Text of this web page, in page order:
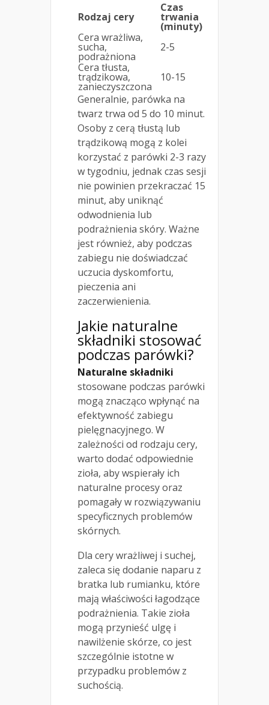
Rodzaj cery
Czas
trwania
(minuty)
Cera wrażliwa,
sucha,
podrażniona
2-5
Cera tłusta,
trądzikowa,
zanieczyszczona
10-15
Generalnie, parówka na
twarz trwa od 5 do 10 minut.
Osoby z cerą tłustą lub
trądzikową mogą z kolei
korzystać z parówki 2-3 razy
w tygodniu, jednak czas sesji
nie powinien przekraczać 15
minut, aby uniknąć
odwodnienia lub
podrażnienia skóry. Ważne
jest również, aby podczas
zabiegu nie doświadczać
uczucia dyskomfortu,
pieczenia ani
zaczerwienienia.
Jakie naturalne
składniki stosować
podczas parówki?
Naturalne składniki
stosowane podczas parówki
mogą znacząco wpłynąć na
efektywność zabiegu
pielęgnacyjnego. W
zależności od rodzaju cery,
warto dodać odpowiednie
zioła, aby wspierały ich
naturalne procesy oraz
pomagały w rozwiązywaniu
specyficznych problemów
skórnych.
Dla cery wrażliwej i suchej,
zaleca się dodanie naparu z
bratka lub rumianku, które
mają właściwości łagodzące
podrażnienia. Takie zioła
mogą przynieść ulgę i
nawilżenie skórze, co jest
szczególnie istotne w
przypadku problemów z
suchością.